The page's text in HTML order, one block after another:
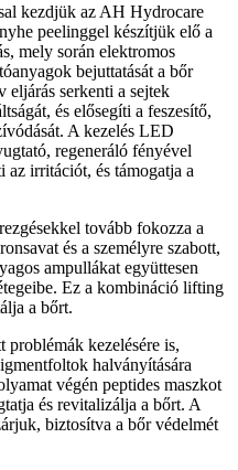
kezdjük az AH Hydrocare
peelinggel készítjük elő a
mely során elektromos
bejuttatását a bőr
eljárás serkenti a sejtek
és elősegíti a feszesítő,
A kezelés LED
regeneráló fényével
az irritációt, és támogatja a
tovább fokozza a
és a személyre szabott,
ampullákat együttesen
Ez a kombináció lifting
a bőrt.
problémák kezelésére is,
halványítására
végén peptides maszkot
és revitalizálja a bőrt. A
biztosítva a bőr védelmét